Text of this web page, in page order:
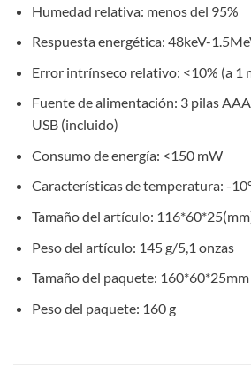
Humedad relativa: menos del 95%
Respuesta energética: 48keV-
Error intrínseco relativo: <10% (a 1
Fuente de alimentación: 3 pilas
USB (incluido)
Consumo de energía: <150 mW
Características de temperatura: -
Tamaño del artículo:
Peso del artículo: 145 g/5,1 onzas
Tamaño del paquete: 160*60*25mm
Peso del paquete: 160 g